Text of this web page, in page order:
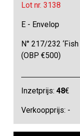
Lot nr. 3138
E - Envelop
N° 217/232
(OBP €500)
Inzetprijs:48€
Verkoopprijs: -